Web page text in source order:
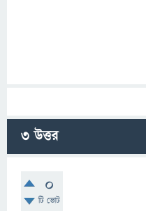
3উত্তর
0
টি ভোট